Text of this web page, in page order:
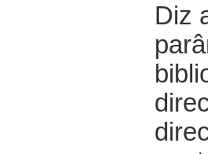
Diz